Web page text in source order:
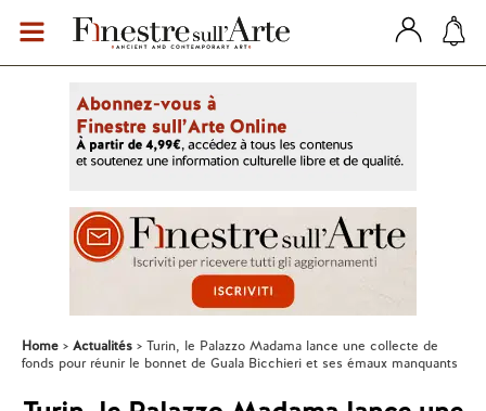
Home Actualités
Turin, le Palazzo Madama lance une collecte de
fonds pour réunir le bonnet de Guala Bicchieri et ses émaux manquants